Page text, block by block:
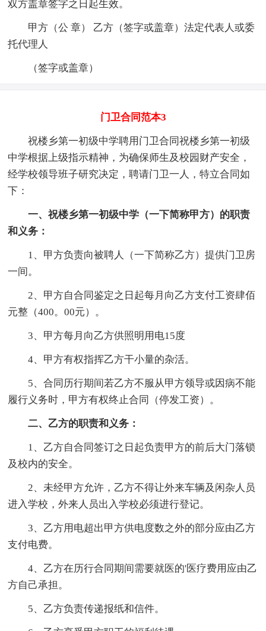
双方盖章签字之日起生效。
甲方（公 章） 乙方（签字或盖章）法定代表人或委
托代理人
（签字或盖章）
门卫合同范本3
祝楼乡第一初级中学聘用门卫合同祝楼乡第一初级
中学根据上级指示精神，为确保师生及校园财产安全，
经学校领导班子研究决定，聘请门卫一人，特立合同如
下：
一、祝楼乡第一初级中学（一下简称甲方）的职责
和义务：
1、甲方负责向被聘人（一下简称乙方）提供门卫房
一间。
2、甲方自合同鉴定之日起每月向乙方支付工资肆佰
元整（400。00元）。
3、甲方每月向乙方供照明用电15度
4、甲方有权指挥乙方干小量的杂活。
5、合同历行期间若乙方不服从甲方领导或因病不能
履行义务时，甲方有权终止合同（停发工资）。
二、乙方的职责和义务：
1、乙方自合同签订之日起负责甲方的前后大门落锁
及校内的安全。
2、未经甲方允许，乙方不得让外来车辆及闲杂人员
进入学校，外来人员出入学校必须进行登记。
3、乙方用电超出甲方供电度数之外的部分应由乙方
支付电费。
4、乙方在历行合同期间需要就医的'医疗费用应由乙
方自己承担。
5、乙方负责传递报纸和信件。